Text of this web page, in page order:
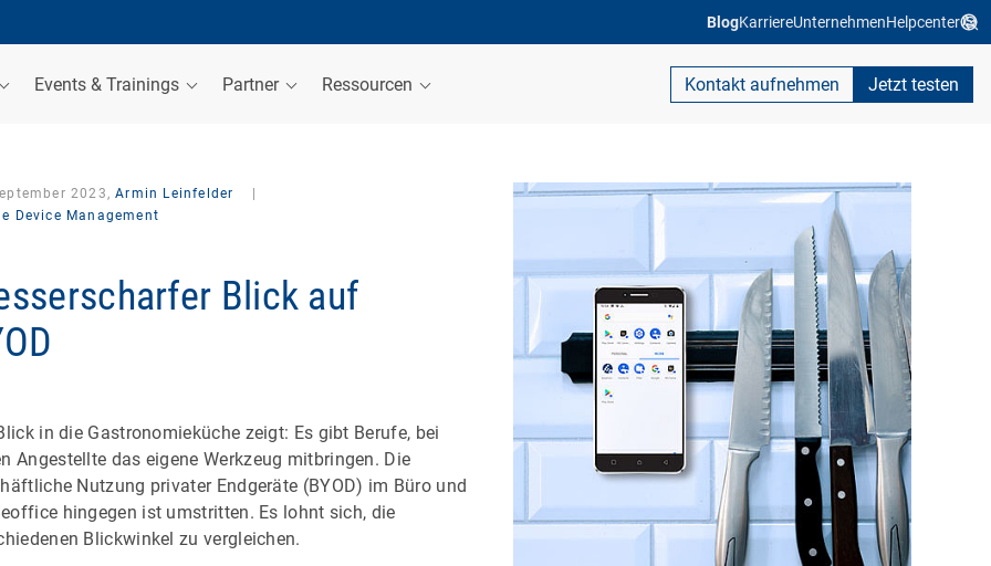
BlogKarriereUnternehmenHelpcenter
Events & Trainings Partner Ressourcen Kontakt aufnehmen Jetzt testen
2023,Armin Leinfelder
Device Management
Blick auf
in die Gastronomieküche zeigt: Es gibt Berufe, bei
Angestellte das eigene Werkzeug mitbringen. Die
Nutzung privater Endgeräte (BYOD) im Büro und
hingegen ist umstritten. Es lohnt sich, die
Blickwinkel zu vergleichen.